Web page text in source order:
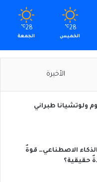
28
℃
الخميس
28
℃
الجمعة
الأخيرة
ولوتشيانا طبراني
الاصطناعي… قوةٌ
حقيقية؟